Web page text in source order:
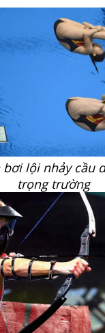
bơi lội nhảy cầu
trọng trường